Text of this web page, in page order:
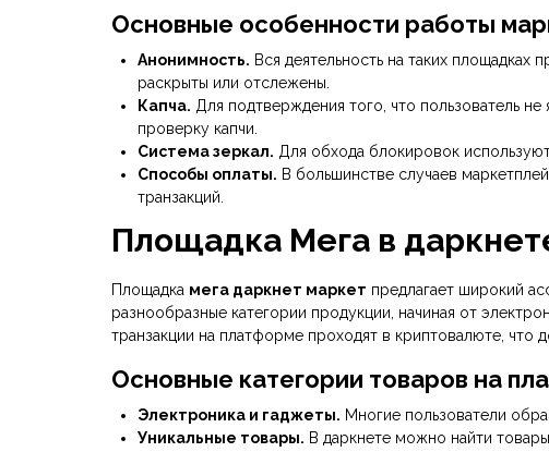
Основные особенности работы
Анонимность. Вся деятельность на таких
раскрыты или отслежены.
Капча. Для подтверждения того, что пользователь
проверку капчи.
Система зеркал. Для обхода блокировок
Способы оплаты. В большинстве случаев
транзакций.
Площадка Мега в
Площадка мега даркнет маркет предлагает широкий
разнообразные категории продукции, начиная от
транзакции на платформе проходят в криптовалюте, что
Основные категории товаров на
Электроника и гаджеты. Многие пользователи
Уникальные товары. В даркнете можно найти